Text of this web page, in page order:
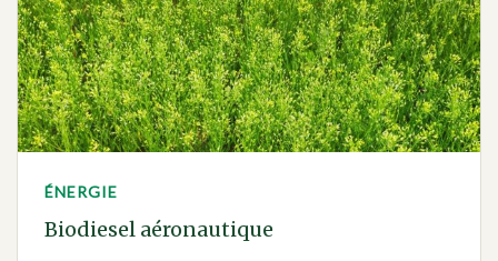
ÉNERGIE
Biodiesel aéronautique